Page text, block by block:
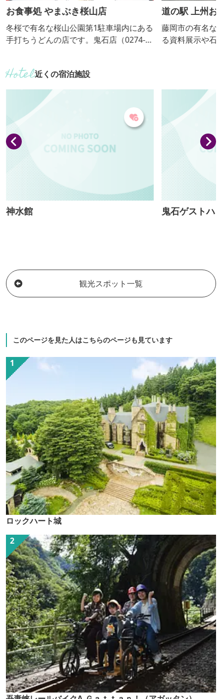
お食事処 やまぶき桜山店
冬桜で有名な桜山公園第1駐車場内にある
手打ちうどんの店です。鬼石店（0274-5
道の駅 上州お
藤岡市の有名な
る資料展示や石
堂 11：00～15
日（祝日の場合
近くの宿泊施設
神水館 鬼石ゲストハ
観光スポット一覧
このページを見た人はこちらのページも見ています
ロックハート城